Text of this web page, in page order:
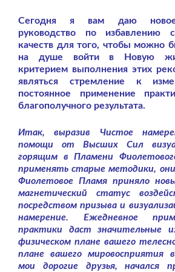
Сегодня я вам даю новое
руководство по избавлению
качеств для того, чтобы можно
на душе войти в Новую
критерием выполнения этих
являться стремление к
постоянное применение
благополучного результата.
Итак, выразив Чистое
помощи от Высших Сил
горящим в Пламени
применять старые методики,
Фиолетовое Пламя приняло
магнетический статус
посредством призыва и
намерение. Ежедневное
практики даст значительные
физическом плане вашего
плане вашего мировосприятия
мои дорогие друзья, начался